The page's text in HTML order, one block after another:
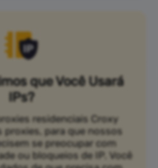
que Você Usará
IPs?
residenciais Croxy
proxies, para que nossos
se preocupar com
ou bloqueios de IP. Você